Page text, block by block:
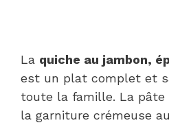
La quiche au jambon,
est un plat complet et
toute la famille. La pâte
la garniture crémeuse